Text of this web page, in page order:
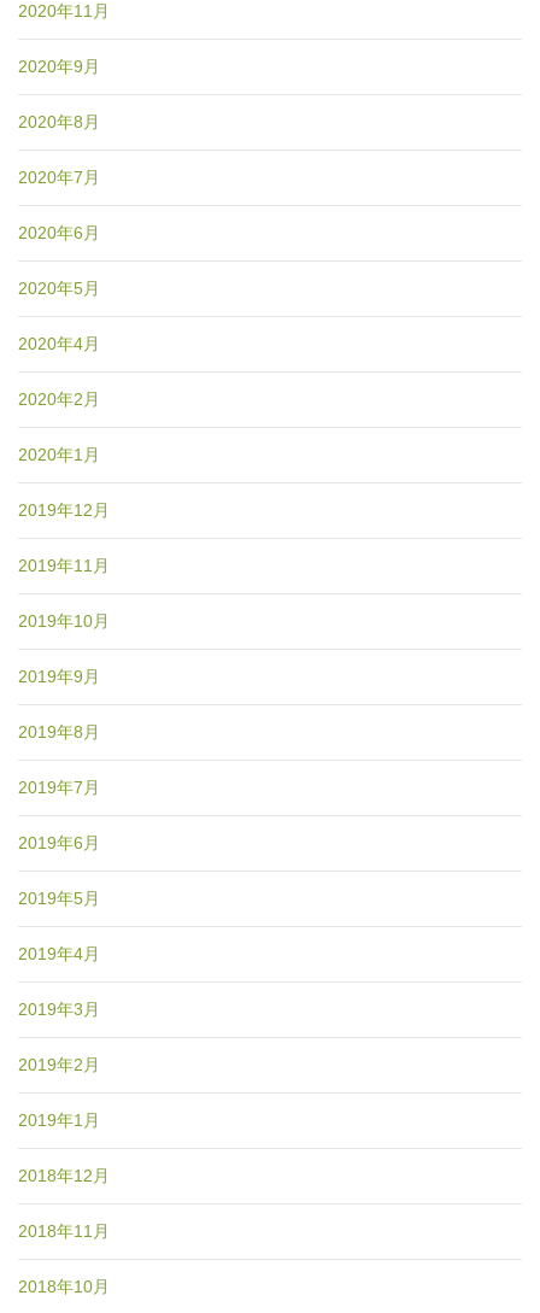
2020年11月
2020年9月
2020年8月
2020年7月
2020年6月
2020年5月
2020年4月
2020年2月
2020年1月
2019年12月
2019年11月
2019年10月
2019年9月
2019年8月
2019年7月
2019年6月
2019年5月
2019年4月
2019年3月
2019年2月
2019年1月
2018年12月
2018年11月
2018年10月